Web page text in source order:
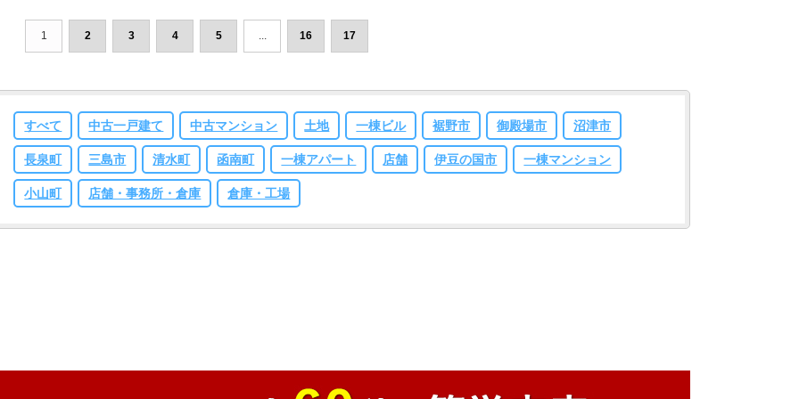
1 2 3 4 5 ... 16 17
すべて 中古一戸建て 中古マンション 土地 一棟ビル 裾野市 御殿場市 沼津市
長泉町 三島市 清水町 函南町 一棟アパート 店舗 伊豆の国市 一棟マンション
小山町 店舗・事務所・倉庫 倉庫・工場